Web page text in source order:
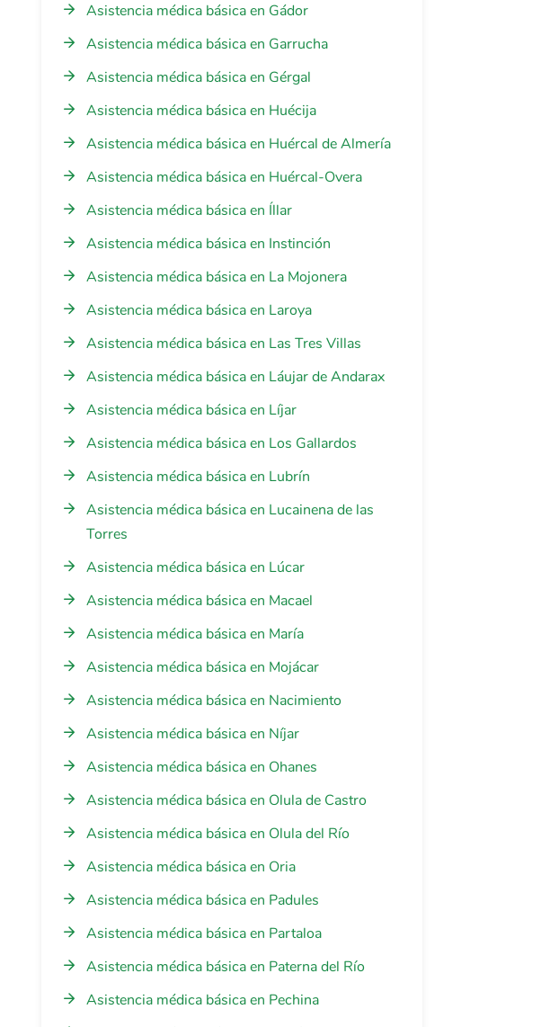
Asistencia médica básica en Gádor
Asistencia médica básica en Garrucha
Asistencia médica básica en Gérgal
Asistencia médica básica en Huécija
Asistencia médica básica en Huércal de Almería
Asistencia médica básica en Huércal-Overa
Asistencia médica básica en Íllar
Asistencia médica básica en Instinción
Asistencia médica básica en La Mojonera
Asistencia médica básica en Laroya
Asistencia médica básica en Las Tres Villas
Asistencia médica básica en Láujar de Andarax
Asistencia médica básica en Líjar
Asistencia médica básica en Los Gallardos
Asistencia médica básica en Lubrín
Asistencia médica básica en Lucainena de las
Torres
Asistencia médica básica en Lúcar
Asistencia médica básica en Macael
Asistencia médica básica en María
Asistencia médica básica en Mojácar
Asistencia médica básica en Nacimiento
Asistencia médica básica en Níjar
Asistencia médica básica en Ohanes
Asistencia médica básica en Olula de Castro
Asistencia médica básica en Olula del Río
Asistencia médica básica en Oria
Asistencia médica básica en Padules
Asistencia médica básica en Partaloa
Asistencia médica básica en Paterna del Río
Asistencia médica básica en Pechina